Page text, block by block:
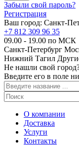
Забыли свой пароль?
Регистрация
Ваш город: Санкт-
+7 812 309 96 35
09.00 - 19.00 по МСК
Санкт-Петербург
Нижний Тагил
Не нашли свой
Введите его в поле
О компании
Доставка
Услуги
Контакты